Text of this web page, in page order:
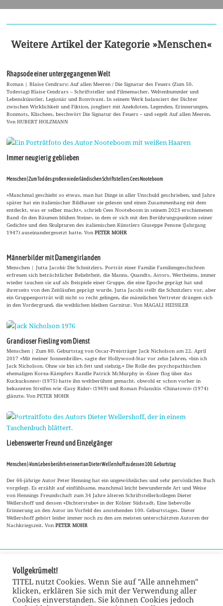
Weitere Artikel der Kategorie »Menschen«
Rhapsode einer untergegangenen Welt
Roman | Blaise Cendrars: Auf allen Meeren / Die Signatur des Feuers (Zum 50.
Todestag) Blaise Cendrars – Schriftsteller und Filmemacher, Weltenbummler und
Lebenskünstler, Legionär und Bonvivant. In seinem Werk balanciert der Dichter
zwischen Wirklichkeit und Fiktion, jongliert mit Anekdoten, Legenden, Erinnerungen,
Bonmots, Klischees, beschwört Die Signatur des Feuers – und segelt Auf allen Meeren.
Von HUBERT HOLZMANN
Immer neugierig geblieben
Menschen | Zum Tod des großen niederländischen Schriftstellers Cees Nooteboom
»Manchmal geschieht so etwas, man hat Dinge in aller Unschuld geschrieben, und Jahre
später hat ein italienischer Bildhauer sie gelesen und einen Zusammenhang mit dem
entdeckt, was er selber macht«, schrieb Cees Nooteboom in seinem 2023 erschienenen
Band ›In den Bäumen blühen Steine‹, in dem er sich mit den Berührungspunkten seiner
Gedichte und den Skulpturen des italienischen Künstlers Giuseppe Penone (Jahrgang
1947) auseinandergesetzt hatte. VonPETER MOHR
Männerbilder mit Damengirlanden
Menschen | Jutta Jacobi: Die Schnitzlers. Porträt einer Familie Familiengeschichten
erfreuen sich beträchtlicher Beliebtheit, die Manns, Quandts, Astors, Wertheims, immer
wieder tauchen sie auf als Beispiele einer Gruppe, die eine Epoche geprägt hat und
ihrerseits von den Zeitläufen geprägt wurde. Jutta Jacobi stellt die Schnitzlers vor, aber
ein Gruppenporträt will nicht so recht gelingen, die männlichen Vertreter drängen sich
in den Vordergrund, die weiblichen bleiben Garnitur. Von MAGALI HEISSLER
Grandioser Fiesling vom Dienst
Menschen | Zum 80. Geburtstag von Oscar-Preisträger Jack Nicholson am 22. April
2017 »Mit meiner Sonnenbrille«, sagte der Hollywood-Star vor zehn Jahren, »bin ich
Jack Nicholson. Ohne sie bin ich fett und siebzig.« Die Rolle des psychopathischen
ehemaligen Korea-Kämpfers Randle Patrick McMurphy in ›Einer flog über das
Kuckucksnest‹ (1975) hatte ihn weltberühmt gemacht, obwohl er schon vorher in
bekannten Streifen wie ›Easy Rider‹ (1969) und Roman Polanskis ›Chinatown‹ (1974)
glänzte. Von PETER MOHR
Liebenswerter Freund und Einzelgänger
Menschen | ›Vom Leben berührt‹ erinnert an Dieter Wellershoff zu dessen 100. Geburtstag
Der 66-jährige Autor Peter Henning hat ein ungewöhnliches und sehr persönliches Buch
vorgelegt. Es erzählt auf einfühlsame, manchmal leicht bewundernde Art und Weise
von Hennings Freundschaft zum 34 Jahre älteren Schriftstellerkollegen Dieter
Wellershoff und dessen »Dichterstube« in der Kölner Südstadt. Eine liebevolle
Erinnerung an den Autor im Vorfeld des anstehenden 100. Geburtstages. Dieter
Wellershoff gehört leider immer noch zu den am meisten unterschätzten Autoren der
Nachkriegszeit. VonPETER MOHR
Vollgekrümelt!
TITEL nutzt Cookies. Wenn Sie auf "Alle annehmen"
klicken, erklären Sie sich mit der Verwendung aller
Cookies einverstanden. Sie können Cookies jedoch